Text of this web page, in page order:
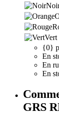
Vert
{0}
En
En
En
GRS